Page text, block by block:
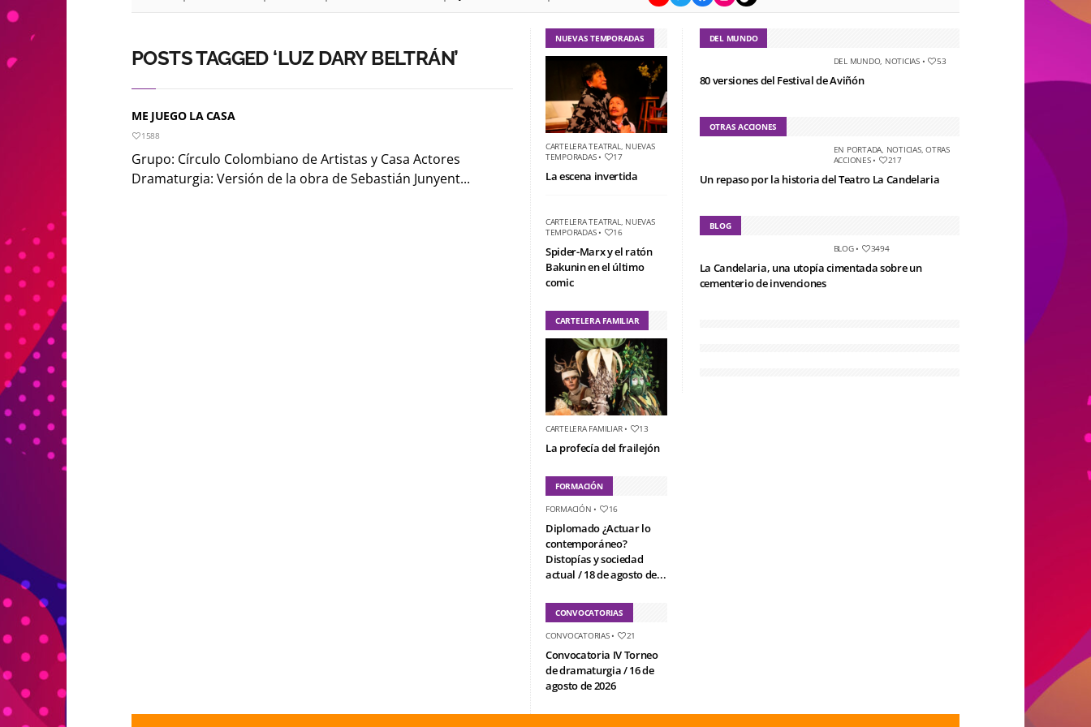
POSTS TAGGED ‘LUZ DARY BELTRÁN’
ME JUEGO LA CASA
1588
Grupo: Círculo Colombiano de Artistas y Casa Actores
Dramaturgia: Versión de la obra de Sebastián Junyent...
NUEVAS TEMPORADAS
CARTELERA TEATRAL, NUEVAS
TEMPORADAS• 17
La escena invertida
CARTELERA TEATRAL, NUEVAS
TEMPORADAS• 16
Spider-Marx y el ratón
Bakunin en el último
comic
CARTELERA FAMILIAR
CARTELERA FAMILIAR• 13
La profecía del frailejón
FORMACIÓN
FORMACIÓN • 16
Diplomado ¿Actuar lo
contemporáneo?
Distopías y sociedad
actual / 18 de agosto de...
CONVOCATORIAS
CONVOCATORIAS• 21
Convocatoria IV Torneo
de dramaturgia / 16 de
agosto de 2026
DEL MUNDO
DEL MUNDO, NOTICIAS• 53
80 versiones del Festival de Aviñón
OTRAS ACCIONES
EN PORTADA, NOTICIAS,OTRAS
ACCIONES• 217
Un repaso por la historia del Teatro La Candelaria
BLOG
BLOG• 3494
La Candelaria, una utopía cimentada sobre un
cementerio de invenciones